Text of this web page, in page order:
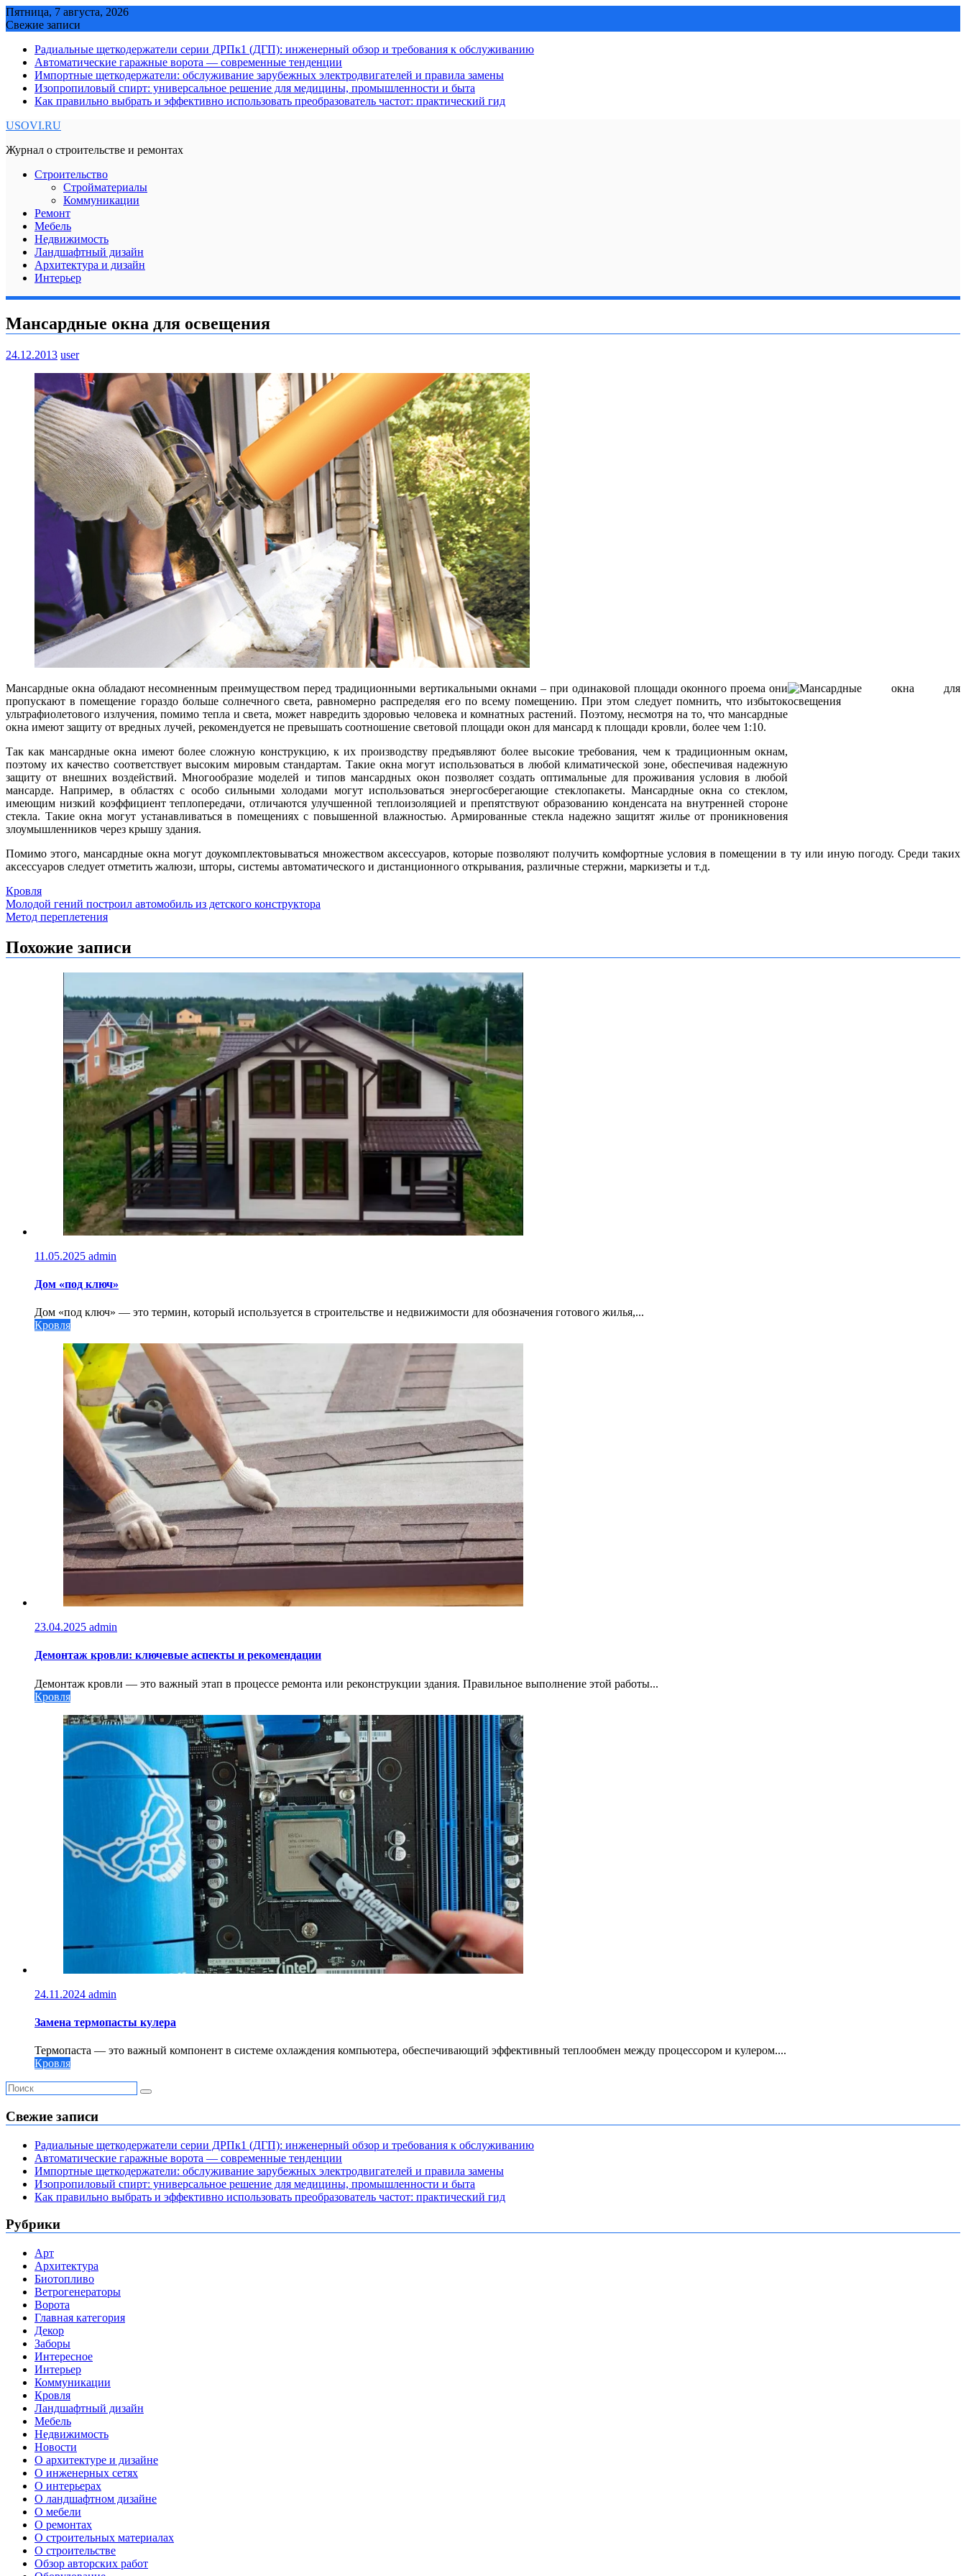
Skip
to
Пятница, 7 августа, 2026
Свежие записи
Радиальные щеткодержатели серии ДРПк1 (ДГП): инженерный обзор и требования к обслуживанию
Автоматические гаражные ворота — современные тенденции
Импортные щеткодержатели: обслуживание зарубежных электродвигателей и правила замены
Изопропиловый спирт: универсальное решение для медицины, промышленности и быта
Как правильно выбрать и эффективно использовать преобразователь частот: практический гид
USOVI.RU
Журнал о строительстве и ремонтах
Строительство
Стройматериалы
Коммуникации
Ремонт
Мебель
Недвижимость
Ландшафтный дизайн
Архитектура и дизайн
Интерьер
Мансардные окна для освещения
24.12.2013 user
Мансардные окна обладают несомненным преимуществом перед традиционными вертикальными окнами – при одинаковой площади оконного проема они
пропускают в помещение гораздо больше солнечного света, равномерно распределяя его по всему помещению. При этом следует помнить, что избыток
ультрафиолетового излучения, помимо тепла и света, может навредить здоровью человека и комнатных растений. Поэтому, несмотря на то, что мансардные
окна имеют защиту от вредных лучей, рекомендуется не превышать соотношение световой площади окон для мансард к площади кровли, более чем 1:10.
Так как мансардные окна имеют более сложную конструкцию, к их производству предъявляют более высокие требования, чем к традиционным окнам,
поэтому их качество соответствует высоким мировым стандартам. Такие окна могут использоваться в любой климатической зоне, обеспечивая надежную
защиту от внешних воздействий. Многообразие моделей и типов мансардных окон позволяет создать оптимальные для проживания условия в любой
мансарде. Например, в областях с особо сильными холодами могут использоваться энергосберегающие стеклопакеты. Мансардные окна со стеклом,
имеющим низкий коэффициент теплопередачи, отличаются улучшенной теплоизоляцией и препятствуют образованию конденсата на внутренней стороне
стекла. Такие окна могут устанавливаться в помещениях с повышенной влажностью. Армированные стекла надежно защитят жилье от проникновения
злоумышленников через крышу здания.
Помимо этого, мансардные окна могут доукомплектовываться множеством аксессуаров, которые позволяют получить комфортные условия в помещении в ту или иную погоду. Среди таких
аксессуаров следует отметить жалюзи, шторы, системы автоматического и дистанционного открывания, различные стержни, маркизеты и т.д.
Кровля
Навигация
по
записям
Молодой гений построил автомобиль из детского конструктора
Метод переплетения
Похожие записи
11.05.2025 admin
Дом «под ключ»
Дом «под ключ» — это термин, который используется в строительстве и недвижимости для обозначения готового жилья,...
Кровля
23.04.2025 admin
Демонтаж кровли: ключевые аспекты и рекомендации
Демонтаж кровли — это важный этап в процессе ремонта или реконструкции здания. Правильное выполнение этой работы...
Кровля
24.11.2024 admin
Замена термопасты кулера
Термопаста — это важный компонент в системе охлаждения компьютера, обеспечивающий эффективный теплообмен между процессором и кулером....
Кровля
Свежие записи
Радиальные щеткодержатели серии ДРПк1 (ДГП): инженерный обзор и требования к обслуживанию
Автоматические гаражные ворота — современные тенденции
Импортные щеткодержатели: обслуживание зарубежных электродвигателей и правила замены
Изопропиловый спирт: универсальное решение для медицины, промышленности и быта
Как правильно выбрать и эффективно использовать преобразователь частот: практический гид
Рубрики
Арт
Архитектура
Биотопливо
Ветрогенераторы
Ворота
Главная категория
Декор
Заборы
Интересное
Интерьер
Коммуникации
Кровля
Ландшафтный дизайн
Мебель
Недвижимость
Новости
О архитектуре и дизайне
О инженерных сетях
О интерьерах
О ландшафтном дизайне
О мебели
О ремонтах
О строительных материалах
О строительстве
Обзор авторских работ